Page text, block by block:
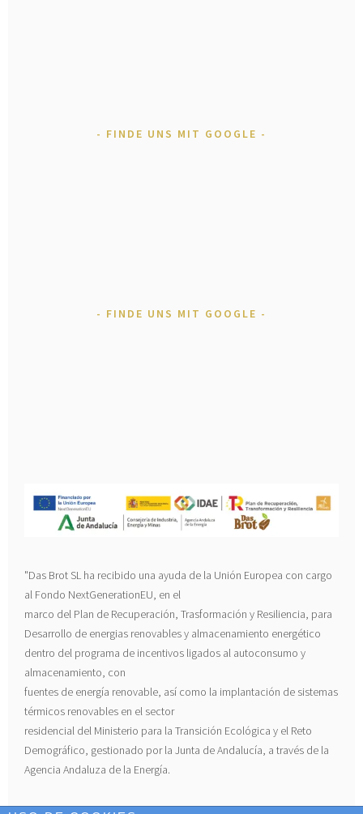
FINDE UNS MIT GOOGLE
FINDE UNS MIT GOOGLE
"Das Brot SL ha recibido una ayuda de la Unión Europea con cargo
al Fondo NextGenerationEU, en el
marco del Plan de Recuperación, Trasformación y Resiliencia, para
Desarrollo de energias renovables y almacenamiento energético
dentro del programa de incentivos ligados al autoconsumo y
almacenamiento, con
fuentes de energía renovable, así como la implantación de sistemas
térmicos renovables en el sector
residencial del Ministerio para la Transición Ecológica y el Reto
Demográfico, gestionado por la Junta de Andalucía, a través de la
Agencia Andaluza de la Energía.